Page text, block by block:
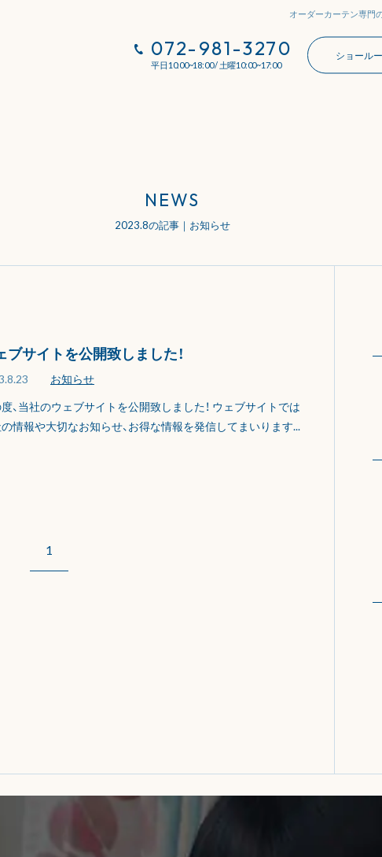
ショール
072-981-3270
平日10:00~18:00 / 土曜10:00~17:00
オーダーカーテン専門
NEWS
2023.8の記事｜お知らせ
ブサイトを公開致しました！
お知らせ
、当社のウェブサイトを公開致しました！ ウェブサイトでは
情報や大切なお知らせ、お得な情報を発信してまいります...
1